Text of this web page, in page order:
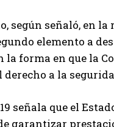
según señaló, en la
elemento a
la forma en que la
a la
señala que el
garantizar